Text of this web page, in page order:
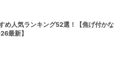
め人気ランキング52選！【焦げ付かな
最新】